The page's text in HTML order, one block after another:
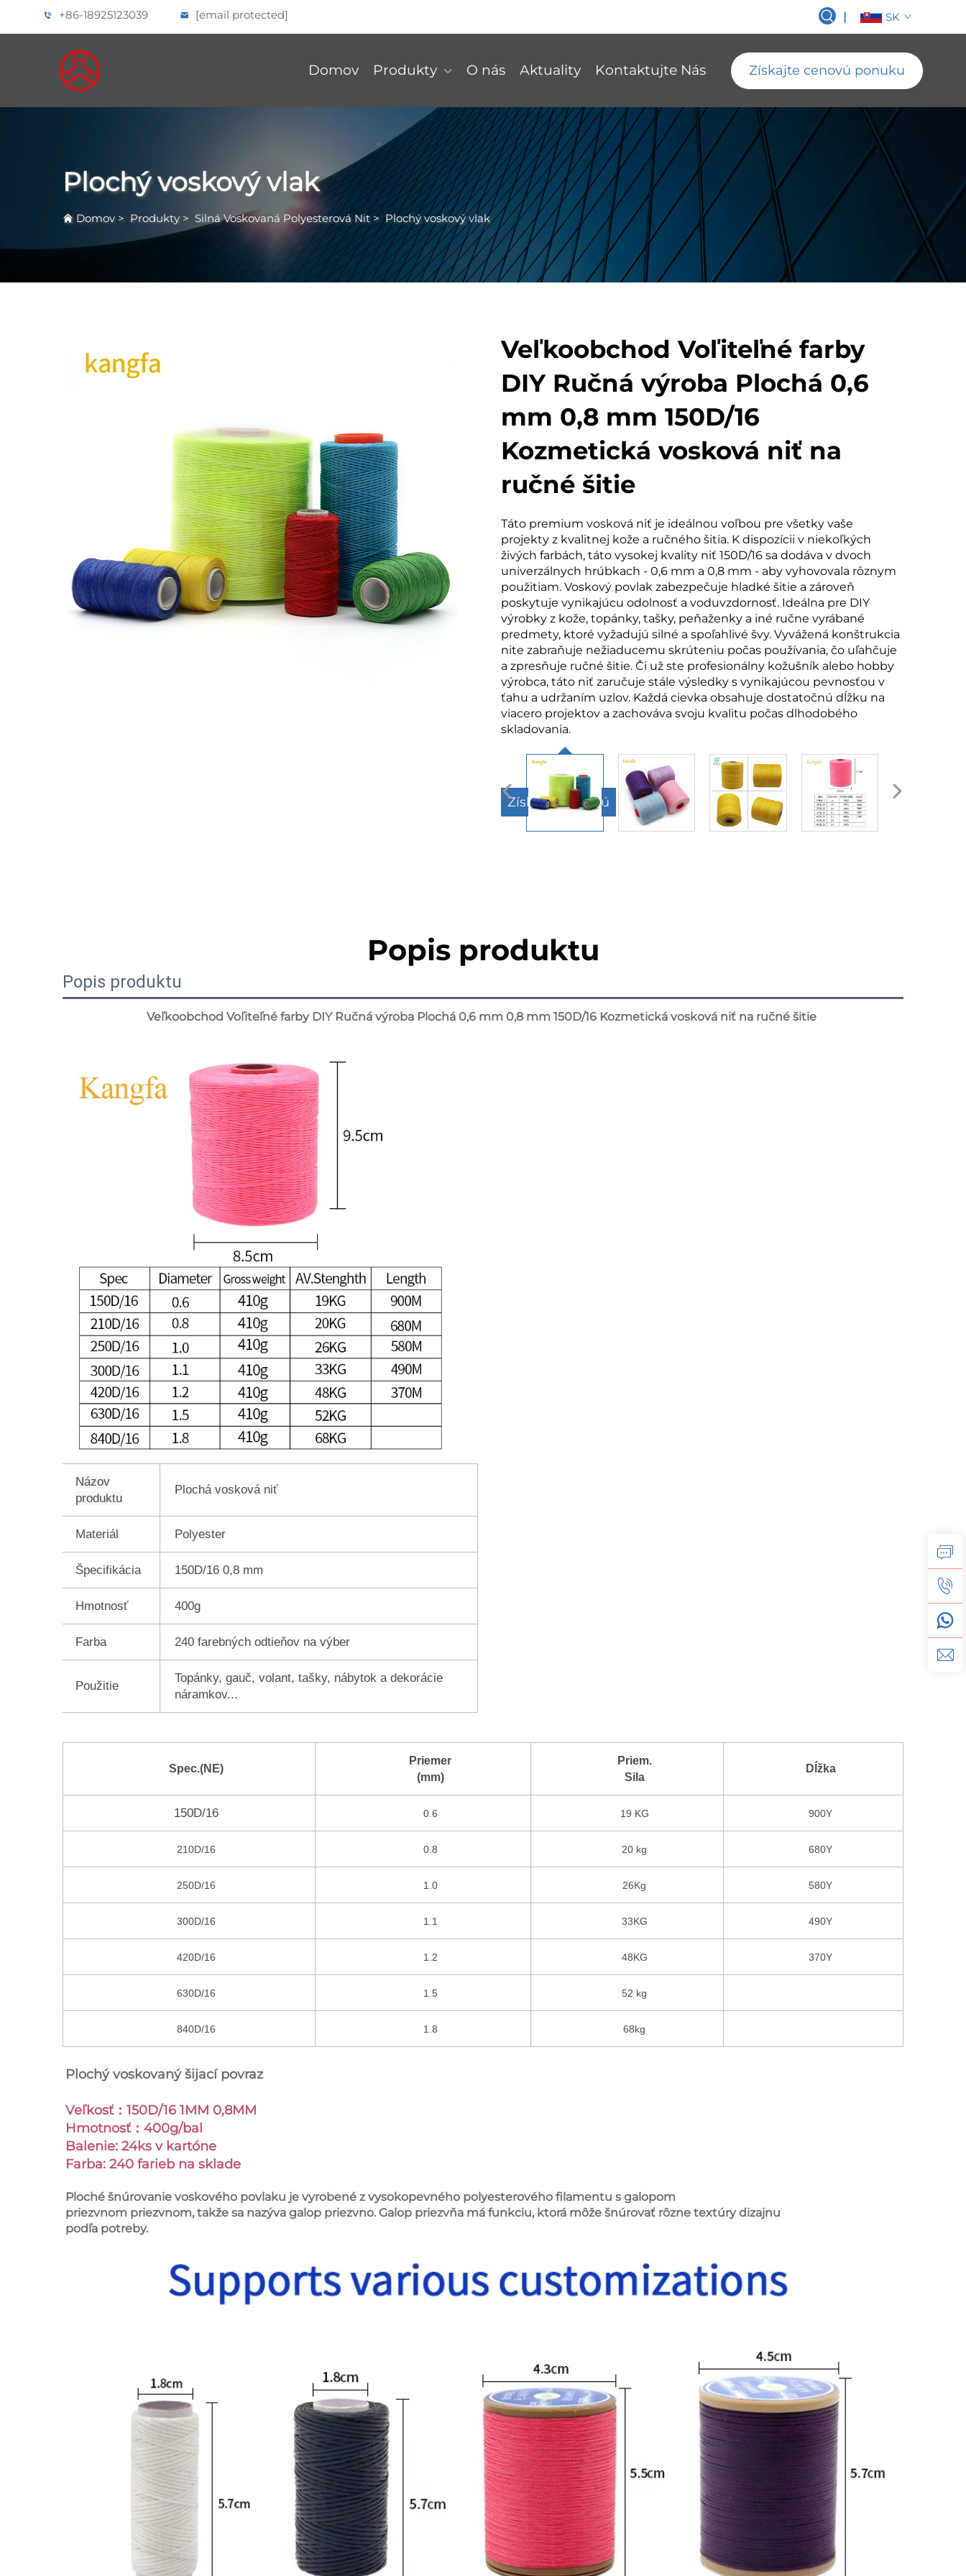
+86-18925123039 [email protected] | SK
Domov Produkty O nás Aktuality Kontaktujte Nás Získajte cenovú ponuku
Plochý voskový vlak
Domov > Produkty > Silná Voskovaná Polyesterová Nit >Plochý voskový vlak
Veľkoobchod Voľiteľné farby
DIY Ručná výroba Plochá 0,6
mm 0,8 mm 150D/16
Kozmetická vosková niť na
ručné šitie
Táto premium vosková niť je ideálnou voľbou pre všetky vaše
projekty z kvalitnej kože a ručného šitia. K dispozícii v niekoľkých
živých farbách, táto vysokej kvality niť 150D/16 sa dodáva v dvoch
univerzálnych hrúbkach - 0,6 mm a 0,8 mm - aby vyhovovala rôznym
použitiam. Voskový povlak zabezpečuje hladké šitie a zároveň
poskytuje vynikajúcu odolnosť a voduvzdornosť. Ideálna pre DIY
výrobky z kože, topánky, tašky, peňaženky a iné ručne vyrábané
predmety, ktoré vyžadujú silné a spoľahlivé švy. Vyvážená konštrukcia
nite zabraňuje nežiaducemu skrúteniu počas používania, čo uľahčuje
a zpresňuje ručné šitie. Či už ste profesionálny kožušník alebo hobby
výrobca, táto niť zaručuje stále výsledky s vynikajúcou pevnosťou v
ťahu a udržaním uzlov. Každá cievka obsahuje dostatočnú dĺžku na
viacero projektov a zachováva svoju kvalitu počas dlhodobého
skladovania.
Získajte cenovú
ponuku
Popis produktu
Popis produktu
Veľkoobchod Voľiteľné farby DIY Ručná výroba Plochá 0,6 mm 0,8 mm 150D/16 Kozmetická vosková niť na ručné šitie
Názov
produktu
Plochá vosková niť
Materiál Polyester
Špecifikácia 150D/16 0,8 mm
Hmotnosť 400g
Farba 240 farebných odtieňov na výber
Použitie
Topánky, gauč, volant, tašky, nábytok a dekorácie
náramkov...
Spec.(NE)
Priemer
(mm)
Priem.
Sila
Dĺžka
150D/16 0.6 19 KG 900Y
210D/16 0.8 20 kg 680Y
250D/16 1.0 26Kg 580Y
300D/16 1.1 33KG 490Y
420D/16 1.2 48KG 370Y
630D/16 1.5 52 kg
840D/16 1.8 68kg
Plochý voskovaný šijací povraz
Veľkosť：150D/16 1MM 0,8MM
Hmotnosť：400g/bal
Balenie: 24ks v kartóne
Farba: 240 farieb na sklade
Ploché šnúrovanie voskového povlaku je vyrobené z vysokopevného polyesterového filamentu s galopom
priezvnom priezvnom, takže sa nazýva galop priezvno. Galop priezvňa má funkciu, ktorá môže šnúrovať rôzne textúry dizajnu
podľa potreby.